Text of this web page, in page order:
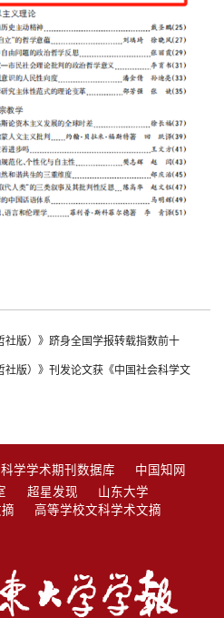
版）》跻身全国学报转载指数前十
社版）》刊发论文获《中国社会科学文
学学术期刊数据库
中国知网
超星发现
山东大学
高等学校文科学术文摘